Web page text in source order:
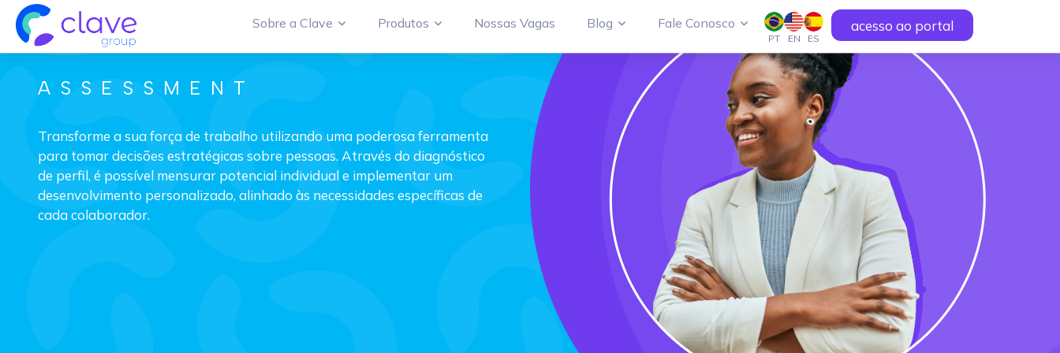
Sobre a Clave Produtos Nossas Vagas Blog Fale Conosco
PT EN ES
acesso ao portal
ASSESSMENT
Transforme a sua força de trabalho utilizando uma poderosa ferramenta
para tomar decisões estratégicas sobre pessoas. Através do diagnóstico
de perfil, é possível mensurar potencial individual e implementar um
desenvolvimento personalizado, alinhado às necessidades específicas de
cada colaborador.